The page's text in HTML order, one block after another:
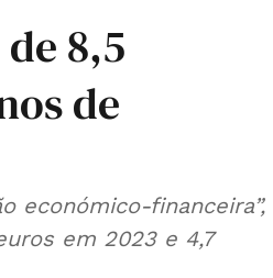
8,5
de
económico-financeira”,
em 2023 e 4,7